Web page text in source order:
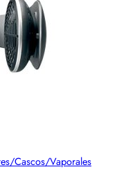
Cascos/Vaporales